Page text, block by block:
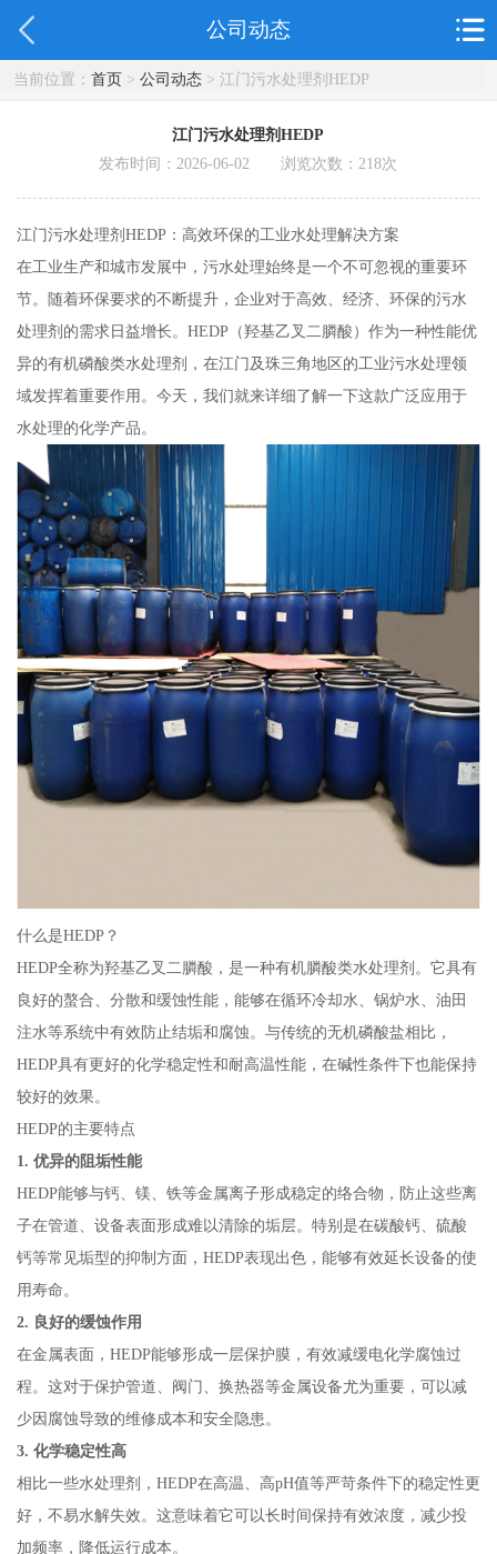
公司动态
当前位置： 首页> 公司动态> 江门污水处理剂HEDP
江门污水处理剂HEDP
发布时间：2026-06-02 浏览次数：218次
江门污水处理剂HEDP：高效环保的工业水处理解决方案
在工业生产和城市发展中，污水处理始终是一个不可忽视的重要环
节。随着环保要求的不断提升，企业对于高效、经济、环保的污水
处理剂的需求日益增长。HEDP（羟基乙叉二膦酸）作为一种性能优
异的有机磷酸类水处理剂，在江门及珠三角地区的工业污水处理领
域发挥着重要作用。今天，我们就来详细了解一下这款广泛应用于
水处理的化学产品。
什么是HEDP？
HEDP全称为羟基乙叉二膦酸，是一种有机膦酸类水处理剂。它具有
良好的螯合、分散和缓蚀性能，能够在循环冷却水、锅炉水、油田
注水等系统中有效防止结垢和腐蚀。与传统的无机磷酸盐相比，
HEDP具有更好的化学稳定性和耐高温性能，在碱性条件下也能保持
较好的效果。
HEDP的主要特点
1. 优异的阻垢性能
HEDP能够与钙、镁、铁等金属离子形成稳定的络合物，防止这些离
子在管道、设备表面形成难以清除的垢层。特别是在碳酸钙、硫酸
钙等常见垢型的抑制方面，HEDP表现出色，能够有效延长设备的使
用寿命。
2. 良好的缓蚀作用
在金属表面，HEDP能够形成一层保护膜，有效减缓电化学腐蚀过
程。这对于保护管道、阀门、换热器等金属设备尤为重要，可以减
少因腐蚀导致的维修成本和安全隐患。
3. 化学稳定性高
相比一些水处理剂，HEDP在高温、高pH值等严苛条件下的稳定性更
好，不易水解失效。这意味着它可以长时间保持有效浓度，减少投
加频率，降低运行成本。